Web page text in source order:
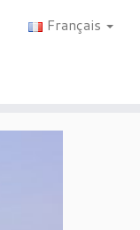
Français